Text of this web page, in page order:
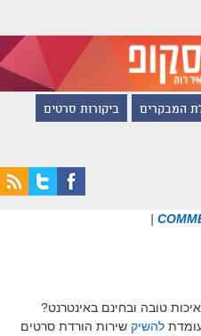
המבקרים ביקורות סרטים
|
טובה ובחינם באינטרנט?
להשיק שירות הורדת סרטים